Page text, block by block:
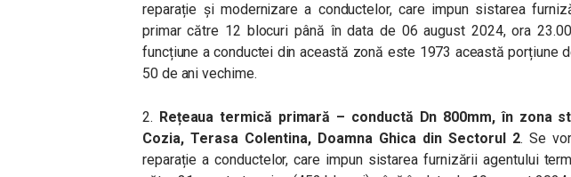
reparație și modernizare a conductelor, care impun sistarea
primar către 12 blocuri până în data de 06 august 2024, ora
funcțiune a conductei din această zonă este 1973 această porțiune
50 de ani vechime.
2. Rețeaua termică primară – conductă Dn 800mm, în zona
Cozia, Terasa Colentina, Doamna Ghica din Sectorul 2. Se
reparație a conductelor, care impun sistarea furnizării agentului